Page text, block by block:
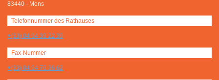
83440 - Mons
Telefonnummer des Rathauses
+(33) 04 94 39 22 39
Fax-Nummer
+(33) 04 94 76 36 62